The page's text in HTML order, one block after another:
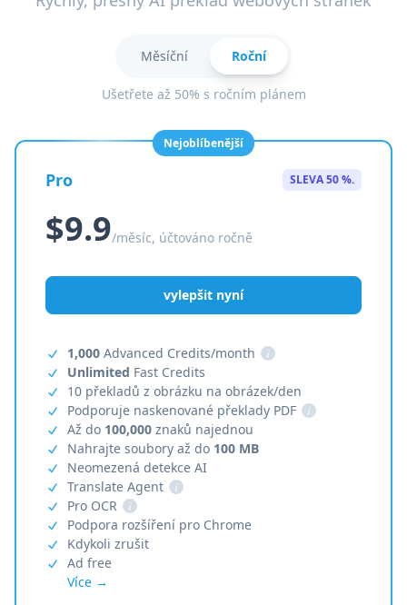
Měsíční Roční
Ušetřete až 50% s ročním plánem
Nejoblíbenější
Pro SLEVA 50 %.
$9.9/měsíc, účtováno ročně
vylepšit nyní
1,000 Advanced Credits/month
i
Unlimited Fast Credits
10 překladů z obrázku na obrázek/den
Podporuje naskenované překlady PDF
i
Až do 100,000 znaků najednou
Nahrajte soubory až do 100 MB
Neomezená detekce AI
Translate Agent
i
Pro OCR
i
Podpora rozšíření pro Chrome
Kdykoli zrušit
Ad free
Více →